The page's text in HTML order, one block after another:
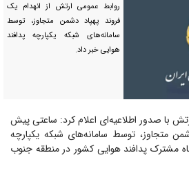
روابط عمومی ارتش از انهدام یک
فروند پهپاد دشمن متجاوز، توسط
سامانه‌های شبکه یکپارچه پدافند
هوایی خبر داد.
با صدور اطلاعیه‌ای اعلام کرد: ساعتی پیش
متجاوز، توسط سامانه‌های شبکه یکپارچه
مشترک پدافند هوایی کشور در منطقه جنوب